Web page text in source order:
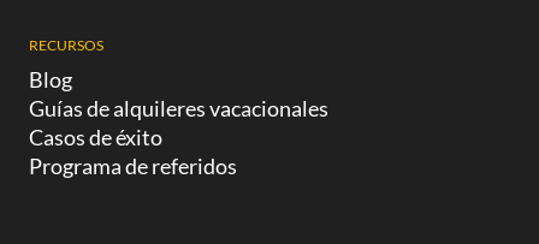
RECURSOS
Blog
Guías de alquileres vacacionales
Casos de éxito
Programa de referidos